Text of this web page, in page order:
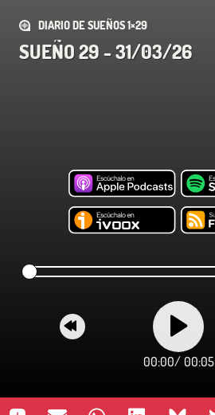
DIARIO DE SUEÑOS 1×29
SUEÑO 29 - 31/03/26
00:00/ 00:05